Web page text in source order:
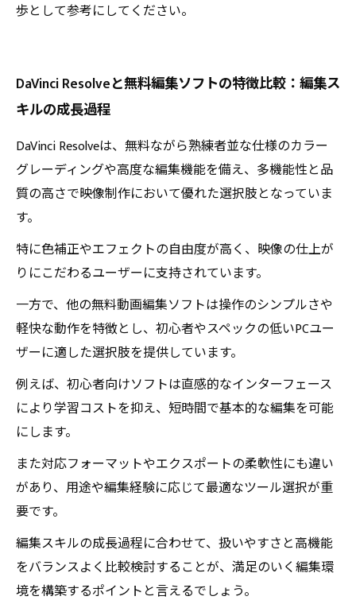
歩として参考にしてください。
DaVinci Resolveと無料編集ソフトの特徴比較：編集ス
キルの成長過程
DaVinci Resolveは、無料ながら熟練者並な仕様のカラー
グレーディングや高度な編集機能を備え、多機能性と品
質の高さで映像制作において優れた選択肢となっていま
す。
特に色補正やエフェクトの自由度が高く、映像の仕上が
りにこだわるユーザーに支持されています。
一方で、他の無料動画編集ソフトは操作のシンプルさや
軽快な動作を特徴とし、初心者やスペックの低いPCユー
ザーに適した選択肢を提供しています。
例えば、初心者向けソフトは直感的なインターフェース
により学習コストを抑え、短時間で基本的な編集を可能
にします。
また対応フォーマットやエクスポートの柔軟性にも違い
があり、用途や編集経験に応じて最適なツール選択が重
要です。
編集スキルの成長過程に合わせて、扱いやすさと高機能
をバランスよく比較検討することが、満足のいく編集環
境を構築するポイントと言えるでしょう。